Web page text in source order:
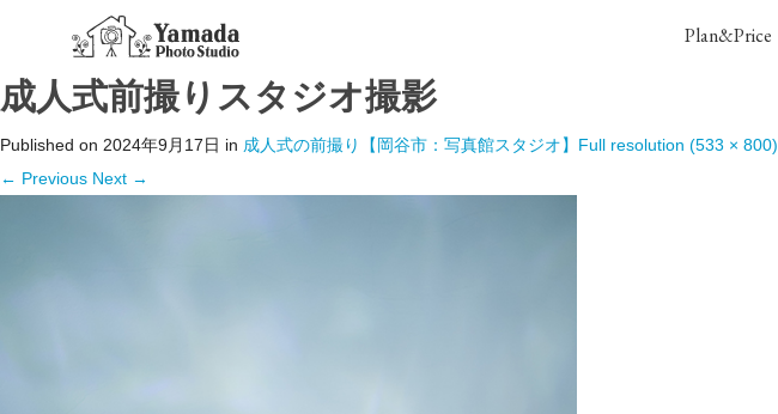
Plan&Price
成人式前撮りスタジオ撮影
Published on 2024年9月17日 in 成人式の前撮り【岡谷市：写真館スタジオ】 Full resolution (533 × 800)
← Previous Next →